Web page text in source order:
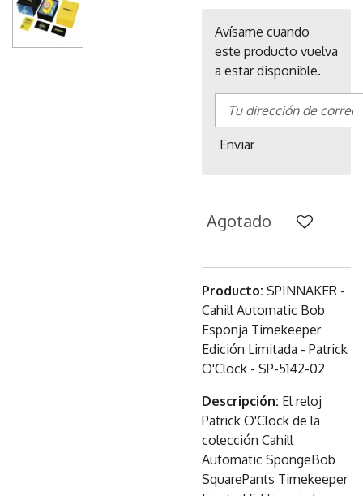
Avísame cuando
este producto vuelva
a estar disponible.
Enviar
Agotado
Producto: SPINNAKER -
Cahill Automatic Bob
Esponja Timekeeper
Edición Limitada - Patrick
O'Clock - SP-5142-02
Descripción: El reloj
Patrick O'Clock de la
colección Cahill
Automatic SpongeBob
SquarePants Timekeeper